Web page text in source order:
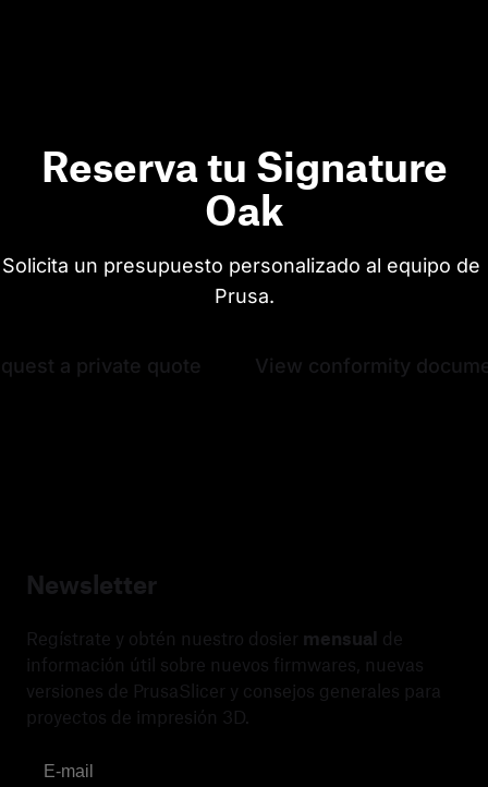
Reserva tu Signature
Oak
Solicita un presupuesto personalizado al equipo de
Prusa.
a private quote View conformity
Newsletter
Regístrate y obtén nuestro dosier mensual de
información útil sobre nuevos firmwares, nuevas
versiones de PrusaSlicer y consejos generales para
proyectos de impresión 3D.